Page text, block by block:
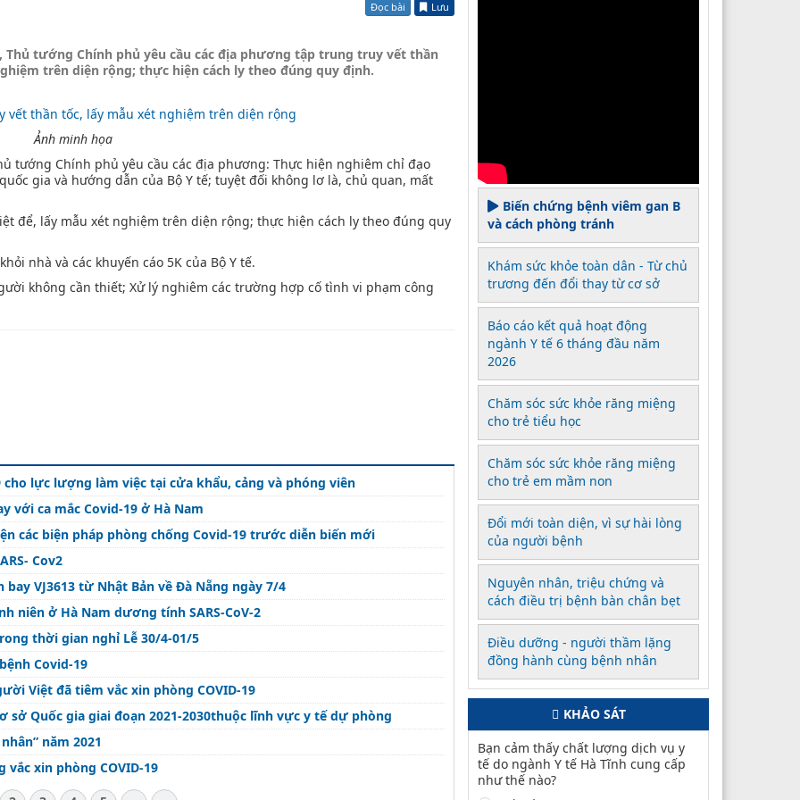
Đọc bài Lưu
tướng Chính phủ yêu cầu các địa phương tập trung truy vết thần
trên diện rộng; thực hiện cách ly theo đúng quy định.
Ảnh minh họa
tướng Chính phủ yêu cầu các địa phương: Thực hiện nghiêm chỉ đạo
gia và hướng dẫn của Bộ Y tế; tuyệt đối không lơ là, chủ quan, mất
để, lấy mẫu xét nghiệm trên diện rộng; thực hiện cách ly theo đúng quy
nhà và các khuyến cáo 5K của Bộ Y tế.
không cần thiết; Xử lý nghiêm các trường hợp cố tình vi phạm công
lực lượng làm việc tại cửa khẩu, cảng và phóng viên
với ca mắc Covid-19 ở Hà Nam
các biện pháp phòng chống Covid-19 trước diễn biến mới
Cov2
VJ3613 từ Nhật Bản về Đà Nẵng ngày 7/4
niên ở Hà Nam dương tính SARS-CoV-2
thời gian nghỉ Lễ 30/4-01/5
Covid-19
Việt đã tiêm vắc xin phòng COVID-19
Quốc gia giai đoạn 2021-2030thuộc lĩnh vực y tế dự phòng
năm 2021
vắc xin phòng COVID-19
Biến chứng bệnh viêm gan B
và cách phòng tránh
Khám sức khỏe toàn dân - Từ chủ
trương đến đổi thay từ cơ sở
Báo cáo kết quả hoạt động
ngành Y tế 6 tháng đầu năm
2026
Chăm sóc sức khỏe răng miệng
cho trẻ tiểu học
Chăm sóc sức khỏe răng miệng
cho trẻ em mầm non
Đổi mới toàn diện, vì sự hài lòng
của người bệnh
Nguyên nhân, triệu chứng và
cách điều trị bệnh bàn chân bẹt
Điều dưỡng - người thầm lặng
đồng hành cùng bệnh nhân
KHẢO SÁT
Bạn cảm thấy chất lượng dịch vụ y
tế do ngành Y tế Hà Tĩnh cung cấp
như thế nào?